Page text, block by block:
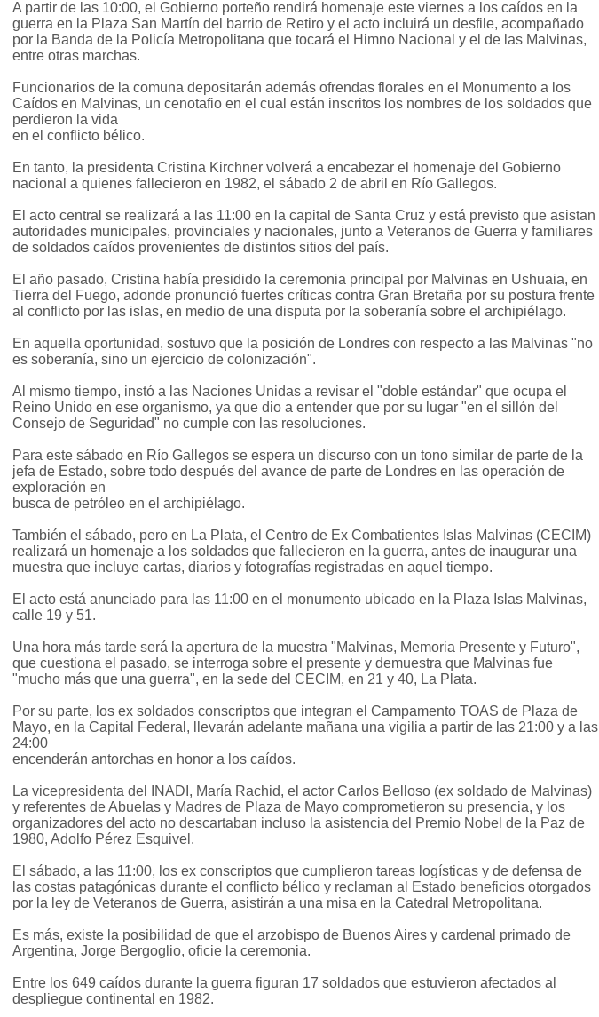
A partir de las 10:00, el Gobierno porteño rendirá homenaje este viernes a los caídos en la
guerra en la Plaza San Martín del barrio de Retiro y el acto incluirá un desfile, acompañado
por la Banda de la Policía Metropolitana que tocará el Himno Nacional y el de las Malvinas,
entre otras marchas.
Funcionarios de la comuna depositarán además ofrendas florales en el Monumento a los
Caídos en Malvinas, un cenotafio en el cual están inscritos los nombres de los soldados que
perdieron la vida
en el conflicto bélico.
En tanto, la presidenta Cristina Kirchner volverá a encabezar el homenaje del Gobierno
nacional a quienes fallecieron en 1982, el sábado 2 de abril en Río Gallegos.
El acto central se realizará a las 11:00 en la capital de Santa Cruz y está previsto que asistan
autoridades municipales, provinciales y nacionales, junto a Veteranos de Guerra y familiares
de soldados caídos provenientes de distintos sitios del país.
El año pasado, Cristina había presidido la ceremonia principal por Malvinas en Ushuaia, en
Tierra del Fuego, adonde pronunció fuertes críticas contra Gran Bretaña por su postura frente
al conflicto por las islas, en medio de una disputa por la soberanía sobre el archipiélago.
En aquella oportunidad, sostuvo que la posición de Londres con respecto a las Malvinas "no
es soberanía, sino un ejercicio de colonización".
Al mismo tiempo, instó a las Naciones Unidas a revisar el "doble estándar" que ocupa el
Reino Unido en ese organismo, ya que dio a entender que por su lugar "en el sillón del
Consejo de Seguridad" no cumple con las resoluciones.
Para este sábado en Río Gallegos se espera un discurso con un tono similar de parte de la
jefa de Estado, sobre todo después del avance de parte de Londres en las operación de
exploración en
busca de petróleo en el archipiélago.
También el sábado, pero en La Plata, el Centro de Ex Combatientes Islas Malvinas (CECIM)
realizará un homenaje a los soldados que fallecieron en la guerra, antes de inaugurar una
muestra que incluye cartas, diarios y fotografías registradas en aquel tiempo.
El acto está anunciado para las 11:00 en el monumento ubicado en la Plaza Islas Malvinas,
calle 19 y 51.
Una hora más tarde será la apertura de la muestra "Malvinas, Memoria Presente y Futuro",
que cuestiona el pasado, se interroga sobre el presente y demuestra que Malvinas fue
"mucho más que una guerra", en la sede del CECIM, en 21 y 40, La Plata.
Por su parte, los ex soldados conscriptos que integran el Campamento TOAS de Plaza de
Mayo, en la Capital Federal, llevarán adelante mañana una vigilia a partir de las 21:00 y a las
24:00
encenderán antorchas en honor a los caídos.
La vicepresidenta del INADI, María Rachid, el actor Carlos Belloso (ex soldado de Malvinas)
y referentes de Abuelas y Madres de Plaza de Mayo comprometieron su presencia, y los
organizadores del acto no descartaban incluso la asistencia del Premio Nobel de la Paz de
1980, Adolfo Pérez Esquivel.
El sábado, a las 11:00, los ex conscriptos que cumplieron tareas logísticas y de defensa de
las costas patagónicas durante el conflicto bélico y reclaman al Estado beneficios otorgados
por la ley de Veteranos de Guerra, asistirán a una misa en la Catedral Metropolitana.
Es más, existe la posibilidad de que el arzobispo de Buenos Aires y cardenal primado de
Argentina, Jorge Bergoglio, oficie la ceremonia.
Entre los 649 caídos durante la guerra figuran 17 soldados que estuvieron afectados al
despliegue continental en 1982.